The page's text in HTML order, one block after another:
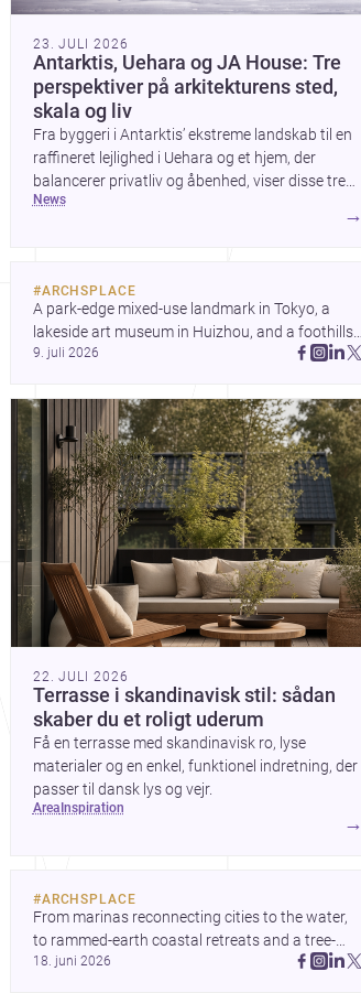
23. JULI 2026
Antarktis, Uehara og JA House: Tre
perspektiver på arkitekturens sted,
skala og liv
Fra byggeri i Antarktis’ ekstreme landskab til en
raffineret lejlighed i Uehara og et hjem, der
balancerer privatliv og åbenhed, viser disse tre
projekter, hvordan arkitektur formes af klima,
kontekst og daglig brug. Tilsammen peger de på
news
→
#ARCHSPLACE
A park-edge mixed-use landmark in Tokyo, a
lakeside art museum in Huizhou, and a foothills
countryside house in Cayambe show
Discover more architecture inspo
9. juli 2026
22. JULI 2026
Terrasse i skandinavisk stil: sådan
skaber du et roligt uderum
Få en terrasse med skandinavisk ro, lyse
materialer og en enkel, funktionel indretning, der
passer til dansk lys og vejr.
area inspiration
→
#ARCHSPLACE
From marinas reconnecting cities to the water,
to rammed-earth coastal retreats and a tree-
filled Osaka rest area, these projects show
18. juni 2026